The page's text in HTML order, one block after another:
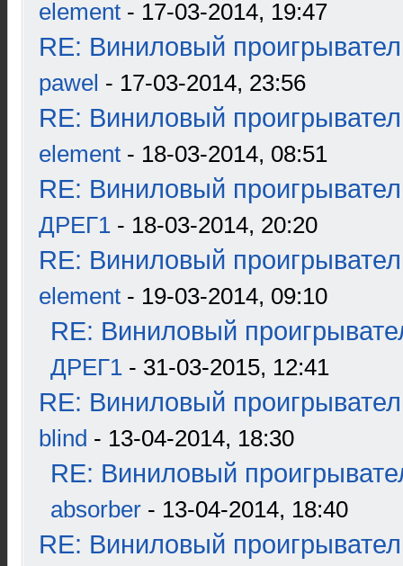
element - 17-03-2014, 19:47
RE: Виниловый
pawel - 17-03-2014, 23:56
RE: Виниловый
element - 18-03-2014, 08:51
RE: Виниловый
ДРЕГ1 - 18-03-2014, 20:20
RE: Виниловый
element - 19-03-2014, 09:10
RE: Виниловый
ДРЕГ1 - 31-03-2015, 12:41
RE: Виниловый
blind - 13-04-2014, 18:30
RE: Виниловый
absorber - 13-04-2014, 18:40
RE: Виниловый